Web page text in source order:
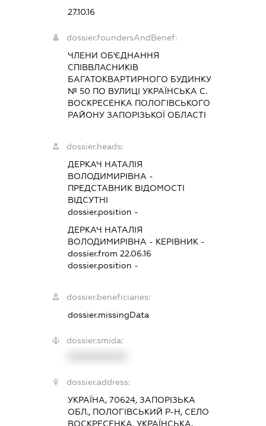
27.10.16
dossier.foundersAndBenef:
ЧЛЕНИ ОБ'ЄДНАННЯ
СПІВВЛАСНИКІВ
БАГАТОКВАРТИРНОГО БУДИНКУ
№ 50 ПО ВУЛИЦІ УКРАЇНСЬКА С.
ВОСКРЕСЕНКА ПОЛОГІВСЬКОГО
РАЙОНУ ЗАПОРІЗЬКОЇ ОБЛАСТІ
dossier.heads:
ДЕРКАЧ НАТАЛІЯ
ВОЛОДИМИРІВНА -
ПРЕДСТАВНИК ВІДОМОСТІ
ВІДСУТНІ
dossier.position -
ДЕРКАЧ НАТАЛІЯ
ВОЛОДИМИРІВНА - КЕРІВНИК -
dossier.from 22.06.16
dossier.position -
dossier.beneficiaries:
dossier.missingData
dossier.smida:
dossier.address:
УКРАЇНА, 70624, ЗАПОРІЗЬКА
ОБЛ., ПОЛОГІВСЬКИЙ Р-Н, СЕЛО
ВОСКРЕСЕНКА, УКРАЇНСЬКА,